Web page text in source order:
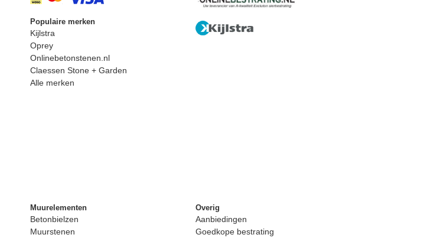
Populaire merken
Kijlstra
Oprey
Onlinebetonstenen.nl
Claessen Stone + Garden
Alle merken
Muurelementen
Betonbielzen
Muurstenen
Overig
Aanbiedingen
Goedkope bestrating